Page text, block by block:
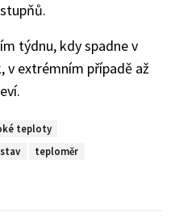
týdnu, kdy spadne v
v extrémním případě až
teploty
teploměr